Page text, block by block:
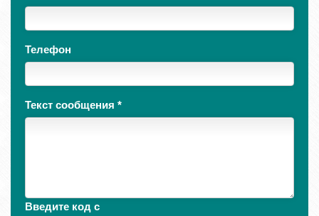
Телефон
Текст сообщения *
Введите код с